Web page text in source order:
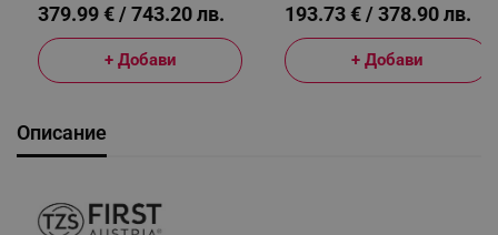
379.99 € / 743.20 лв.
+ Добави
193.73 € / 378.90 лв.
+ Добави
Описание